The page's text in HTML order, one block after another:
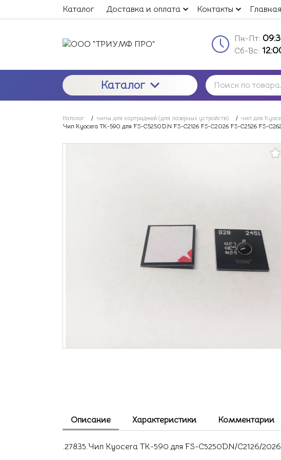
Каталог Доставка и оплата Контакты Главная
Пн-Пт:
Сб-Вс:
Каталог
Каталог / чипы для картриджей (для лазерных устройств) / чип для
Чип Kyocera TK-590 для FS-C5250DN FS-C2126 FS-C2026 FS-C2526 FS-
Описание Характеристики Комментарии
.27835.Чип Kyocera TK-590 для FS-C5250DN/C2126/